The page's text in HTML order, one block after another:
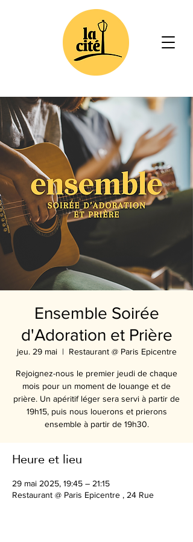
Ensemble Soirée
d'Adoration et Prière
jeu. 29 mai
  |
Restaurant @ Paris Epicentre
Rejoignez-nous le premier jeudi de chaque
mois pour un moment de louange et de
prière. Un apéritif léger sera servi à partir de
19h15, puis nous louerons et prierons
ensemble à partir de 19h30.
Heure et lieu
29 mai 2025, 19:45 – 21:15
Restaurant @ Paris Epicentre , 24 Rue